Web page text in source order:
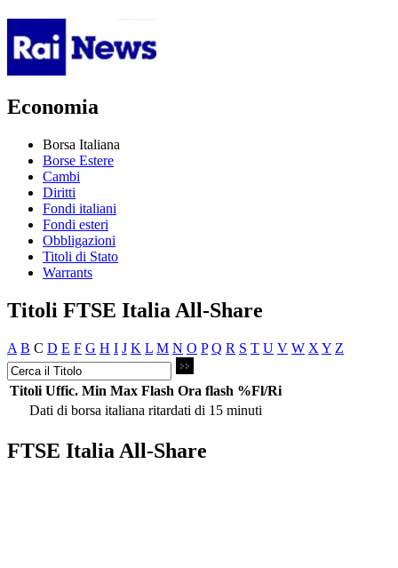
Economia
Borsa Italiana
Borse Estere
Cambi
Diritti
Fondi italiani
Fondi esteri
Obbligazioni
Titoli di Stato
Warrants
Titoli FTSE Italia All-Share
A B C D E F G H I J K L M N O P Q R S T U V W X Y Z
Titoli Uffic. Min Max Flash Ora flash %Fl/Ri
Dati di borsa italiana ritardati di 15 minuti
FTSE Italia All-Share